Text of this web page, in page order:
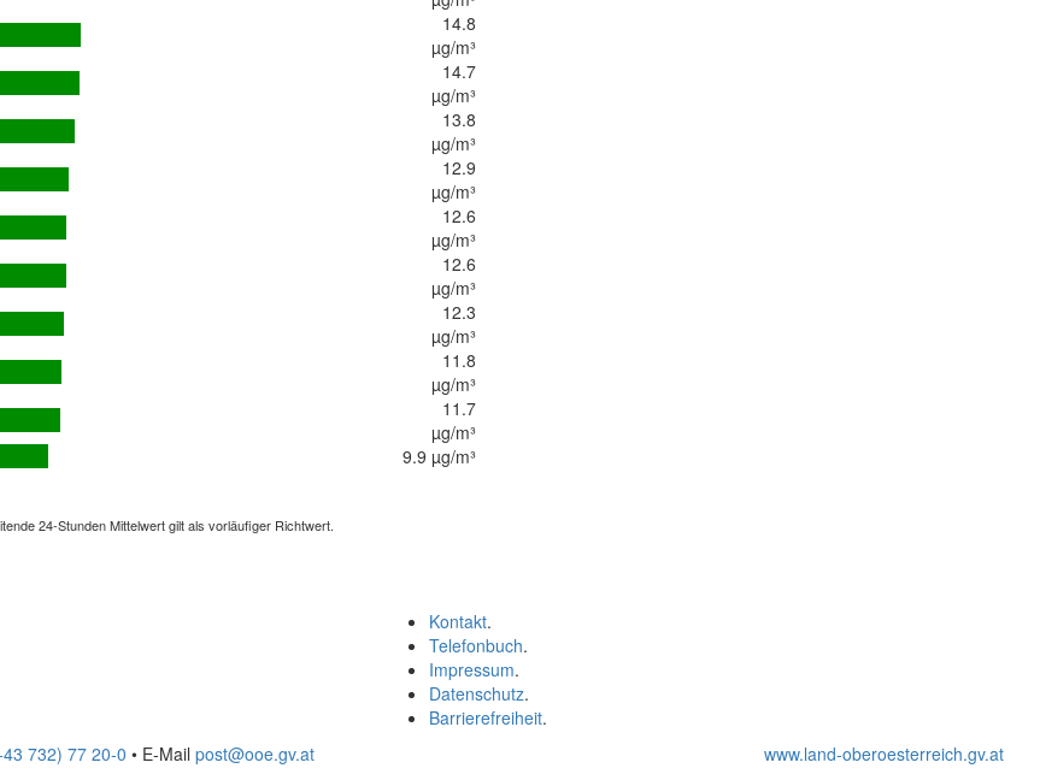
14.8
µg/m³
14.7
µg/m³
13.8
µg/m³
12.9
µg/m³
12.6
µg/m³
12.6
µg/m³
12.3
µg/m³
11.8
µg/m³
11.7
µg/m³
9.9 µg/m³
24-Stunden Mittelwert gilt als vorläufiger Richtwert.
Kontakt.
Telefonbuch.
Impressum.
Datenschutz.
Barrierefreiheit.
732) 77 20-0 • E-Mail post@ooe.gv.at www.land-oberoesterreich.gv.at